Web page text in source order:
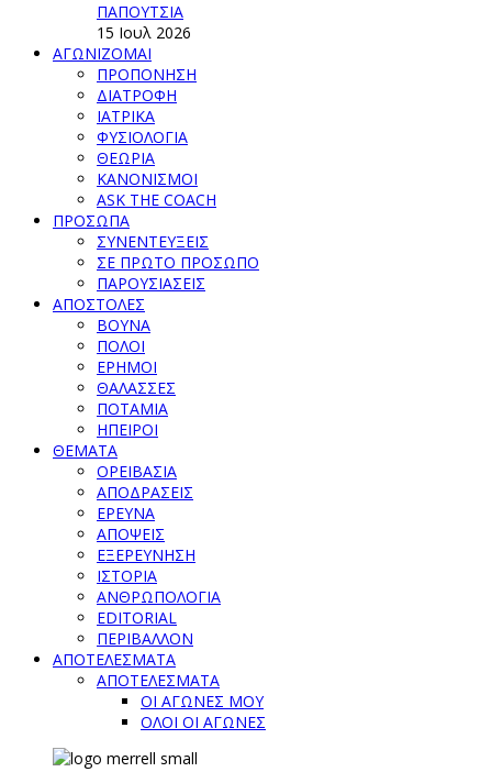
ΠΑΠΟΥΤΣΙΑ
15 Ιουλ 2026
ΑΓΩΝΙΖΟΜΑΙ
ΠΡΟΠΟΝΗΣΗ
ΔΙΑΤΡΟΦΗ
ΙΑΤΡΙΚΑ
ΦΥΣΙΟΛΟΓΙΑ
ΘΕΩΡΙΑ
ΚΑΝΟΝΙΣΜΟΙ
ASK THE COACH
ΠΡΟΣΩΠΑ
ΣΥΝΕΝΤΕΥΞΕΙΣ
ΣΕ ΠΡΩΤΟ ΠΡΟΣΩΠΟ
ΠΑΡΟΥΣΙΑΣΕΙΣ
ΑΠΟΣΤΟΛΕΣ
ΒΟΥΝΑ
ΠΟΛΟΙ
ΕΡΗΜΟΙ
ΘΑΛΑΣΣΕΣ
ΠΟΤΑΜΙΑ
ΗΠΕΙΡΟΙ
ΘΕΜΑΤΑ
ΟΡΕΙΒΑΣΙΑ
ΑΠΟΔΡΑΣΕΙΣ
ΕΡΕΥΝΑ
ΑΠΟΨΕΙΣ
ΕΞΕΡΕΥΝΗΣΗ
ΙΣΤΟΡΙΑ
ΑΝΘΡΩΠΟΛΟΓΙΑ
EDITORIAL
ΠΕΡΙΒΑΛΛΟΝ
ΑΠΟΤΕΛΕΣΜΑΤΑ
ΑΠΟΤΕΛΕΣΜΑΤΑ
ΟΙ ΑΓΩΝΕΣ ΜΟΥ
ΟΛΟΙ ΟΙ ΑΓΩΝΕΣ